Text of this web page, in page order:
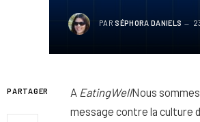
PAR SÉPHORA DANIELS
PARTAGER A EatingWellNous
message contre la culture